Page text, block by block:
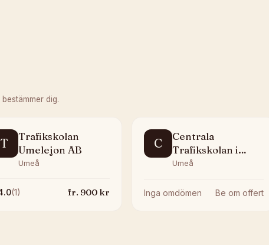
dig.
T
Trafikskolan
Umelejon AB
Umeå
(1) fr. 900 kr
C
Centrala
Trafikskolan i
Umeå
Umeå
Inga omdömen Be om offert